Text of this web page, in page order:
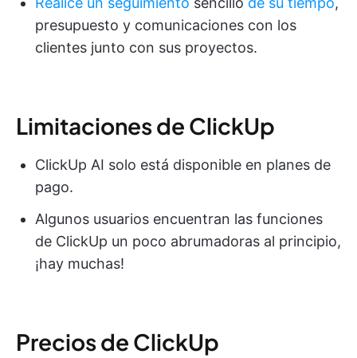
presupuesto y comunicaciones con los
clientes junto con sus proyectos.
Limitaciones de ClickUp
ClickUp AI solo está disponible en planes de
pago.
Algunos usuarios encuentran las funciones
de ClickUp un poco abrumadoras al principio,
¡hay muchas!
Precios de ClickUp